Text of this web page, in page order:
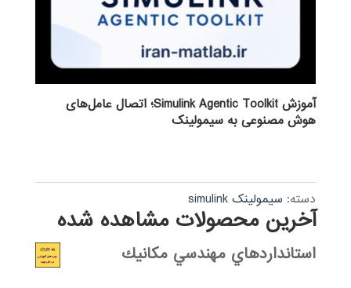
آموزش Simulink Agentic Toolkit؛ اتصال عامل‌های
هوش مصنوعی به سیمولینک
دسته: سیمولینک simulink
آخرین محصولات مشاهده شده
استانداردهاي مهندسي مكانيك